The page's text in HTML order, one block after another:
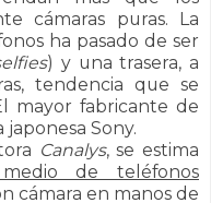
cámaras puras. La
ha pasado de ser
) y una trasera, a
tendencia que se
mayor fabricante de
japonesa Sony.
Canalys, se estima
de teléfonos
cámara en manos de